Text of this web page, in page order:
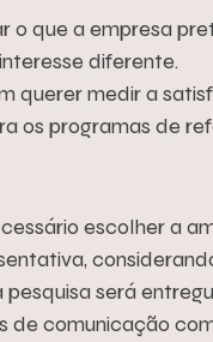
o que a empresa
diferente.
querer medir a
os programas de
escolher a
será
de comunicação